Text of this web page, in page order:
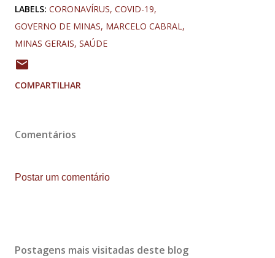
LABELS: CORONAVÍRUS COVID-19
GOVERNO DE MINAS MARCELO CABRAL
MINAS GERAIS SAÚDE
COMPARTILHAR
Comentários
Postar um comentário
Postagens mais visitadas deste blog